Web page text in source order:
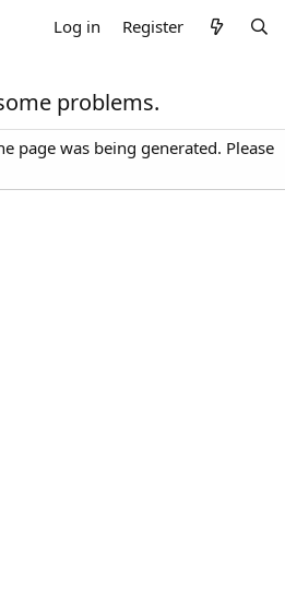
Log in Register
problems.
page was being generated. Please